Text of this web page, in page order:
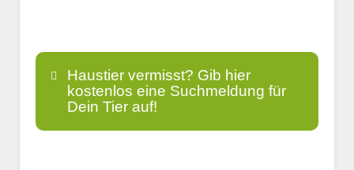
Haustier vermisst? Gib hier
kostenlos eine Suchmeldung für
Dein Tier auf!